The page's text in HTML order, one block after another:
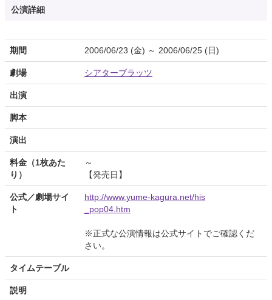
公演詳細
期間 2006/06/23 (金) ～ 2006/06/25 (日)
劇場 シアターブラッツ
出演
脚本
演出
料金（1枚あた
り）
～
【発売日】
公式／劇場サイ
ト
http://www.yume-kagura.net/his
_pop04.htm
※正式な公演情報は公式サイトでご確認くだ
さい。
タイムテーブル
説明